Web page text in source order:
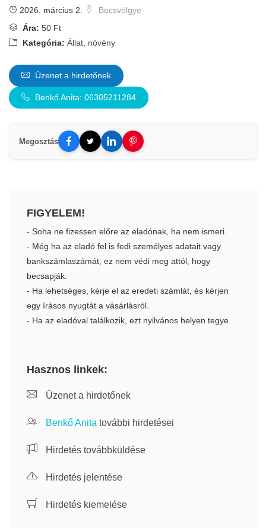
2026. március 2.
Becsvölgye
Ára: 50 Ft
Kategória: Állat, növény
Üzenet a hirdetőnek
Benkő Anita: 06305211284
Megosztás
FIGYELEM!
- Soha ne fizessen előre az eladónak, ha nem ismeri.
- Még ha az eladó fel is fedi személyes adatait vagy
bankszámlaszámát, ez nem védi meg attól, hogy
becsapják.
- Ha lehetséges, kérje el az eredeti számlát, és kérjen
egy írásos nyugtát a vásárlásról.
- Ha az eladóval találkozik, ezt nyilvános helyen tegye.
Hasznos linkek:
Üzenet a hirdetőnek
Benkő Anita további hirdetései
Hirdetés továbbküldése
Hirdetés jelentése
Hirdetés kiemelése